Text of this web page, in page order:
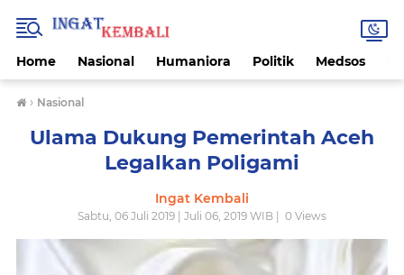
Home Nasional Humaniora Politik Medsos
› Nasional
Ulama Dukung Pemerintah Aceh
Legalkan Poligami
Ingat Kembali
Sabtu, 06 Juli 2019 | Juli 06, 2019 WIB | 0 Views